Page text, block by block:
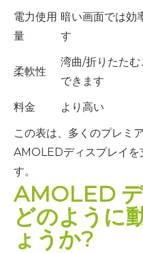
電力使用
量
暗い画面では効
す
柔軟性
湾曲/折りたたむ
できます
料金 より高い
この表は、多くのプレミ
AMOLEDディスプレイを
す。
AMOLED
どのように
ょうか?